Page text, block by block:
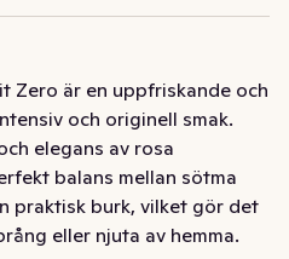
Zero är en uppfriskande och
och originell smak.
elegans av rosa
balans mellan sötma
praktisk burk, vilket gör det
eller njuta av hemma.